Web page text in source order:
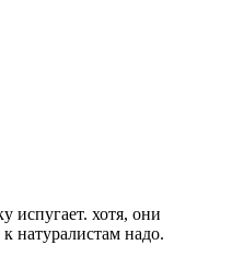
испугает. хотя, они
натуралистам надо.